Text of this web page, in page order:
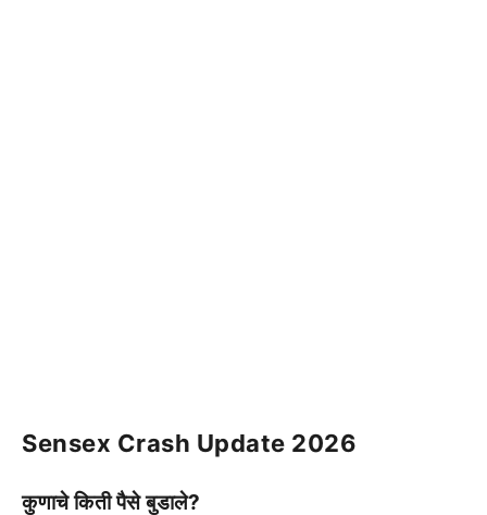
Sensex Crash Update 2026
कुणाचे किती पैसे बुडाले?